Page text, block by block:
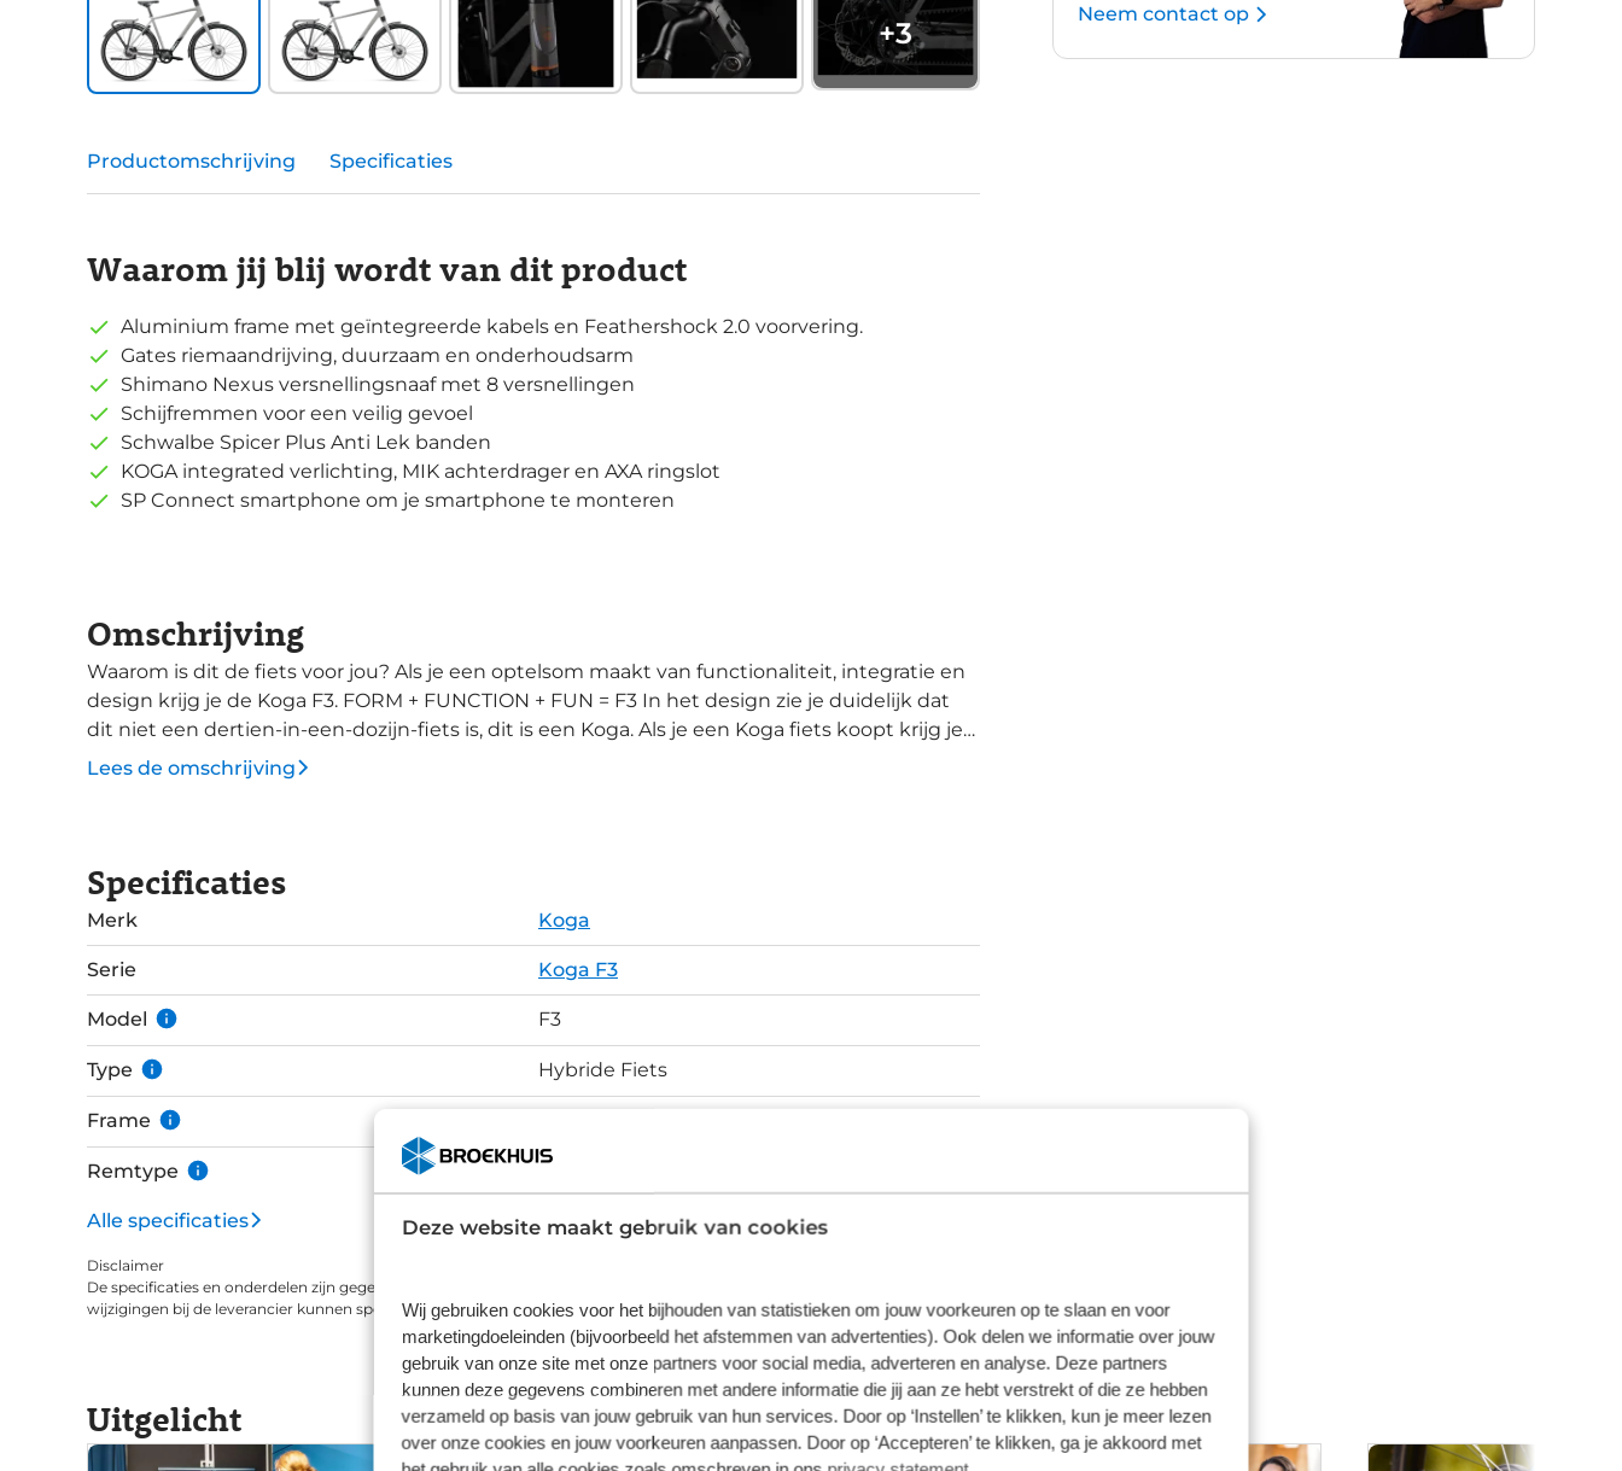
Deze website maakt gebruik van cookies
Wij gebruiken cookies voor het bijhouden van statistieken om jouw voorkeuren op te slaan en voor
marketingdoeleinden (bijvoorbeeld het afstemmen van advertenties). Ook delen we informatie over jouw
gebruik van onze site met onze partners voor social media, adverteren en analyse. Deze partners
kunnen deze gegevens combineren met andere informatie die jij aan ze hebt verstrekt of die ze hebben
verzameld op basis van jouw gebruik van hun services. Door op ‘Instellen’ te klikken, kun je meer lezen
over onze cookies en jouw voorkeuren aanpassen. Door op ‘Accepteren’ te klikken, ga je akkoord met
+3
Neem contact op
Productomschrijving Specificaties
Waarom jij blij wordt van dit product
Aluminium frame met geïntegreerde kabels en Feathershock 2.0 voorvering.
Gates riemaandrijving, duurzaam en onderhoudsarm
Shimano Nexus versnellingsnaaf met 8 versnellingen
Schijfremmen voor een veilig gevoel
Schwalbe Spicer Plus Anti Lek banden
KOGA integrated verlichting, MIK achterdrager en AXA ringslot
SP Connect smartphone om je smartphone te monteren
Omschrijving
Waarom is dit de fiets voor jou? Als je een optelsom maakt van functionaliteit, integratie en
design krijg je de Koga F3. FORM + FUNCTION + FUN = F3 In het design zie je duidelijk dat
dit niet een dertien-in-een-dozijn-fiets is, dit is een Koga. Als je een Koga fiets koopt krijg je
niet zomaar een fiets die een fabriek uitrolt. Een Koga wordt door 1 monteur in zijn geheel
opgebouwd. Dat is het stukje meesterwerk waar jij straks op rijdt. Door een volledige
weersomstandigheden veilig te kunnen remmen is elke F3 uitgerust met Shimano
schijfremmen. Remkracht wanneer jij dat wil en nodig kan hebben. De Koga Feathershock
2.0 voorvering geeft een vertrouwd gevoel bij slecht wegdek, hij is ook nog eens een stuk
lichter dan een standaard verende voorvork. De Koga F3 4.0 is een werk- en sierpaard in één
enkele fiets. Keuze uit 8 versnellingen met de Shimano Nexus 8-speed versnellingsnaaf en
het geheel wordt aangedreven door een Gates riemaandrijving.
Lees de omschrijving
Specificaties
Merk Koga
Serie Koga F3
Model F3
Type Hybride Fiets
Frame
Remtype
Alle specificaties
Disclaimer
De specificaties en onderdelen zijn gegeven op basis van aanlevering van de leverancier. Op basis van beschikbaarheid of
wijzigingen bij de leverancier kunnen specificaties afwijken.
Uitgelicht